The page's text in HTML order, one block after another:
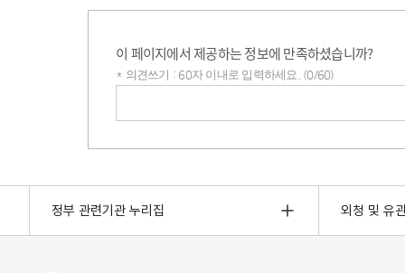
이 페이지에서 제공하는 정보에 만족하셨습니까?
* 의견쓰기 : 60자 이내로 입력하세요. (0/60)
정부 관련기관 누리집 외청 및 유